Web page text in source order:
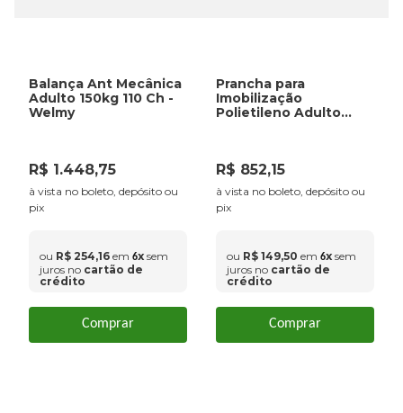
Balança Ant Mecânica
Adulto 150kg 110 Ch -
Welmy
R$ 1.448,75
à vista no boleto, depósito ou
pix
ou R$ 254,16 em 6x sem
juros no cartão de
crédito
Comprar
Prancha para
Imobilização
Polietileno Adulto
R$ 852,15
à vista no boleto, depósito ou
pix
ou R$ 149,50 em 6x sem
juros no cartão de
crédito
Comprar